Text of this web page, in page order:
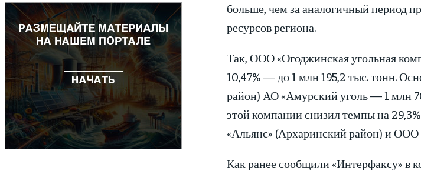
больше, чем за аналогичный период
ресурсов региона.
Так, ООО «Огоджинская угольная
10,47% — до 1 млн 195,2 тыс. тонн.
район) АО «Амурский уголь — 1 млн
этой компании снизил темпы на
«Альянс» (Архаринский район) и ООО
Как ранее сообщили «Интерфаксу» в